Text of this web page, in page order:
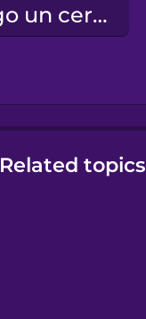
Tengo un certificado médico.
Related topics